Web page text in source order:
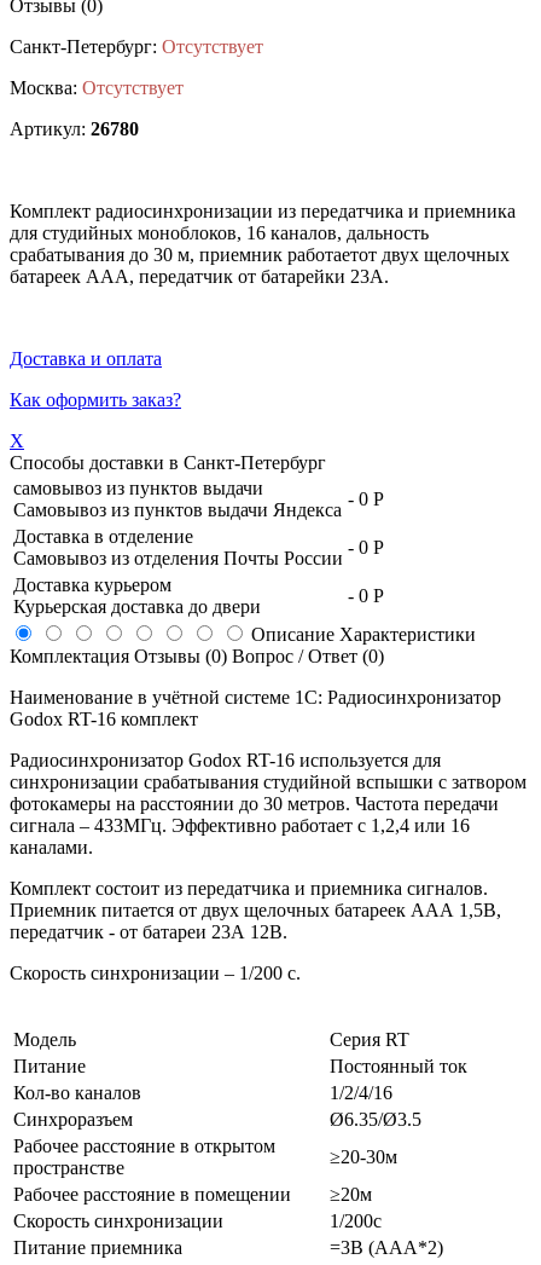
Отзывы (0)
Санкт-Петербург: Отсутствует
Москва: Отсутствует
Артикул: 26780
Комплект радиосинхронизации из передатчика и приемника
для студийных моноблоков, 16 каналов, дальность
срабатывания до 30 м, приемник работаетот двух щелочных
батареек ААА, передатчик от батарейки 23А.
Доставка и оплата
Как оформить заказ?
X
Способы доставки в Санкт-Петербург
самовывоз из пунктов выдачи
Самовывоз из пунктов выдачи Яндекса
- 0 Р
Доставка в отделение
Самовывоз из отделения Почты России
- 0 Р
Доставка курьером
Курьерская доставка до двери
- 0 Р
Описание Характеристики
Комплектация Отзывы (0) Вопрос / Ответ (0)
Наименование в учётной системе 1С: Радиосинхронизатор
Godox RT-16 комплект
Радиосинхронизатор Godox RT-16 используется для
синхронизации срабатывания студийной вспышки с затвором
фотокамеры на расстоянии до 30 метров. Частота передачи
сигнала – 433МГц. Эффективно работает с 1,2,4 или 16
каналами.
Комплект состоит из передатчика и приемника сигналов.
Приемник питается от двух щелочных батареек ААА 1,5В,
передатчик - от батареи 23А 12В.
Скорость синхронизации – 1/200 с.
Модель
Серия RT
Питание
Постоянный ток
Кол-во каналов
1/2/4/16
Синхроразъем
Ø6.35/Ø3.5
Рабочее расстояние в открытом
пространстве
≥20-30м
Рабочее расстояние в помещении
≥20м
Скорость синхронизации
1/200с
Питание приемника
=3В (ААА*2)